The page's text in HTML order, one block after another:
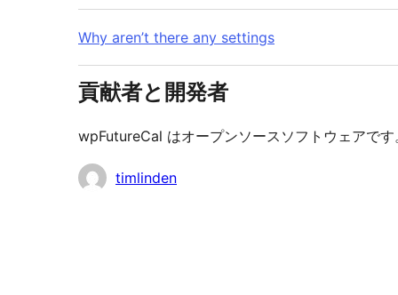
Why aren’t there any settings
貢献者と開発者
wpFutureCal はオープンソースソフトウェアで
貢
timlinden